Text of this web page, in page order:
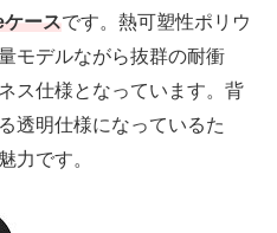
ースです。熱可塑性ポリウ
モデルながら抜群の耐衝
ス仕様となっています。背
透明仕様になっているた
力です。